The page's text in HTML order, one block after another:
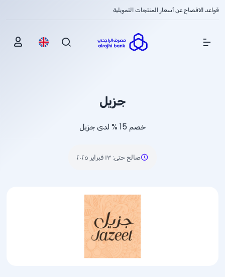
قواعد الافصاح عن أسعار المنتجات التمويلية
Show Menu
جزيل
خصم % 15 لدى جزيل
صالح حتى: ١٣ فبراير ٢٠٢٥